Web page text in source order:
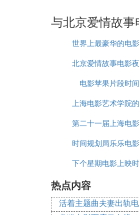
与北京爱情故
世界上最豪华的电
排名
北京爱情故事电影
吻戏
电影苹果片段时间
上海电影艺术学院
业生
第二十一届上海电
红毯
时间规划局乐乐电
下个星期电影上映
热点内容
活着主题曲夫妻出轨